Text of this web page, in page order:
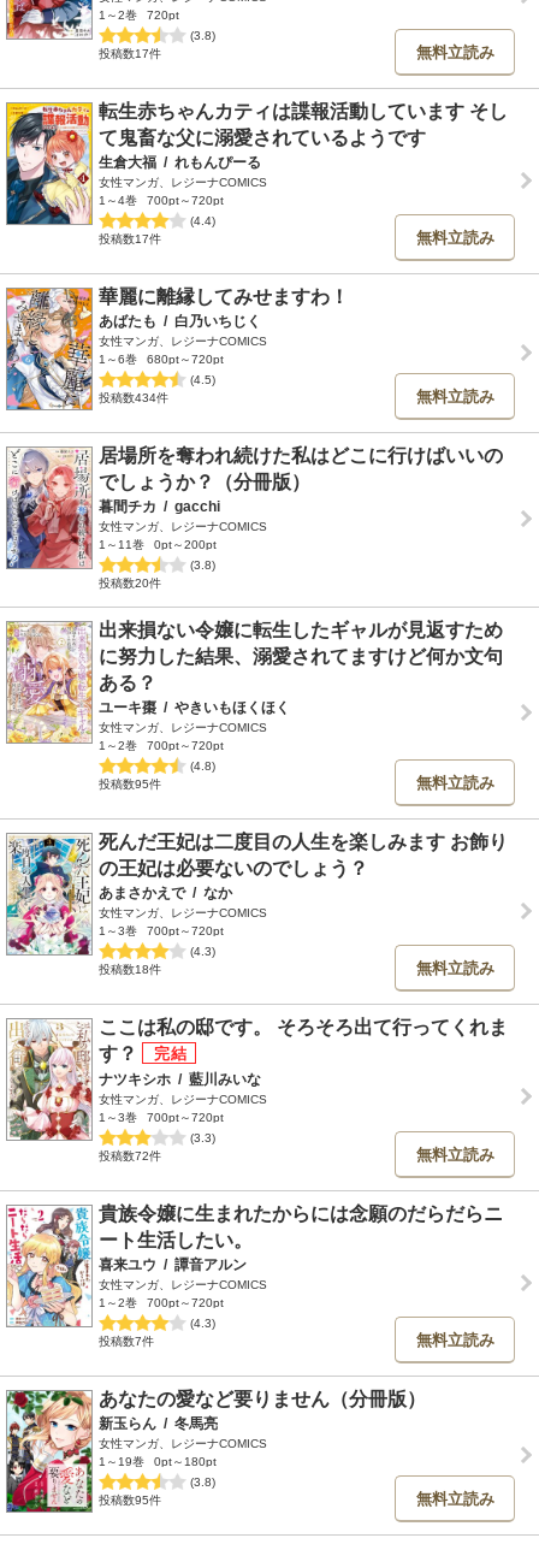
1～2巻
720pt
(3.8)
投稿数17件
無料立読み
転生赤ちゃんカティは諜報活動しています そし
て鬼畜な父に溺愛されているようです
生倉大福 / れもんぴーる
女性マンガ、レジーナCOMICS
1～4巻
700pt～720pt
(4.4)
投稿数17件
無料立読み
華麗に離縁してみせますわ！
あばたも / 白乃いちじく
女性マンガ、レジーナCOMICS
1～6巻
680pt～720pt
(4.5)
投稿数434件
無料立読み
居場所を奪われ続けた私はどこに行けばいいの
でしょうか？（分冊版）
暮間チカ / gacchi
女性マンガ、レジーナCOMICS
1～11巻
0pt～200pt
(3.8)
投稿数20件
出来損ない令嬢に転生したギャルが見返すため
に努力した結果、溺愛されてますけど何か文句
ある？
ユーキ棗 / やきいもほくほく
女性マンガ、レジーナCOMICS
1～2巻
700pt～720pt
(4.8)
投稿数95件
無料立読み
死んだ王妃は二度目の人生を楽しみます お飾り
の王妃は必要ないのでしょう？
あまさかえで / なか
女性マンガ、レジーナCOMICS
1～3巻
700pt～720pt
(4.3)
投稿数18件
無料立読み
ここは私の邸です。 そろそろ出て行ってくれま
す？
ナツキシホ / 藍川みいな
女性マンガ、レジーナCOMICS
1～3巻
700pt～720pt
(3.3)
投稿数72件
無料立読み
貴族令嬢に生まれたからには念願のだらだらニ
ート生活したい。
喜来ユウ / 譚音アルン
女性マンガ、レジーナCOMICS
1～2巻
700pt～720pt
(4.3)
投稿数7件
無料立読み
あなたの愛など要りません（分冊版）
新玉らん / 冬馬亮
女性マンガ、レジーナCOMICS
1～19巻
0pt～180pt
(3.8)
投稿数95件
無料立読み